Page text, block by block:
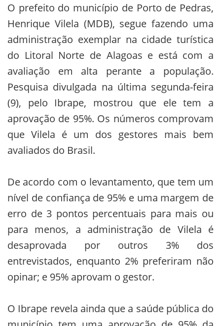
O prefeito do município de Porto de Pedras,
Henrique Vilela (MDB), segue fazendo uma
administração exemplar na cidade turística
do Litoral Norte de Alagoas e está com a
avaliação em alta perante a população.
Pesquisa divulgada na última segunda-feira
(9), pelo Ibrape, mostrou que ele tem a
aprovação de 95%. Os números comprovam
que Vilela é um dos gestores mais bem
avaliados do Brasil.
De acordo com o levantamento, que tem um
nível de confiança de 95% e uma margem de
erro de 3 pontos percentuais para mais ou
para menos, a administração de Vilela é
desaprovada por outros 3% dos
entrevistados, enquanto 2% preferiram não
opinar; e 95% aprovam o gestor.
O Ibrape revela ainda que a saúde pública do